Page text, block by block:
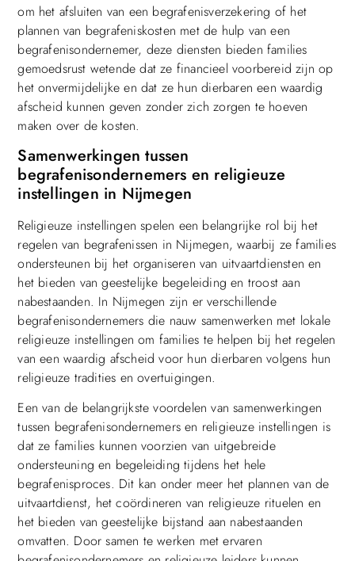
om het afsluiten van een begrafenisverzekering of het
plannen van begrafeniskosten met de hulp van een
begrafenisondernemer, deze diensten bieden families
gemoedsrust wetende dat ze financieel voorbereid zijn op
het onvermijdelijke en dat ze hun dierbaren een waardig
afscheid kunnen geven zonder zich zorgen te hoeven
maken over de kosten.
Samenwerkingen tussen
begrafenisondernemers en religieuze
instellingen in Nijmegen
Religieuze instellingen spelen een belangrijke rol bij het
regelen van begrafenissen in Nijmegen, waarbij ze families
ondersteunen bij het organiseren van uitvaartdiensten en
het bieden van geestelijke begeleiding en troost aan
nabestaanden. In Nijmegen zijn er verschillende
begrafenisondernemers die nauw samenwerken met lokale
religieuze instellingen om families te helpen bij het regelen
van een waardig afscheid voor hun dierbaren volgens hun
religieuze tradities en overtuigingen.
Een van de belangrijkste voordelen van samenwerkingen
tussen begrafenisondernemers en religieuze instellingen is
dat ze families kunnen voorzien van uitgebreide
ondersteuning en begeleiding tijdens het hele
begrafenisproces. Dit kan onder meer het plannen van de
uitvaartdienst, het coördineren van religieuze rituelen en
het bieden van geestelijke bijstand aan nabestaanden
omvatten. Door samen te werken met ervaren